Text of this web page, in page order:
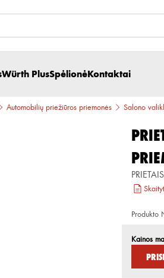
Würth PlusSpėlionėKontaktai
Automobilių priežiūros priemonės Salono
Produkto
Kainos